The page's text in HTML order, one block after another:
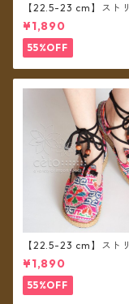
【22.5-23 cm】スト
ューズ モン族布 D
¥1,890
55%OFF
【22.5-23 cm】スト
ューズ モン族布 B
¥1,890
55%OFF